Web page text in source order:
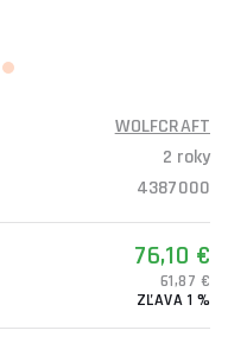
WOLFCRAFT
2 roky
4387000
76,10 €
61,87 €
ZĽAVA 1 %